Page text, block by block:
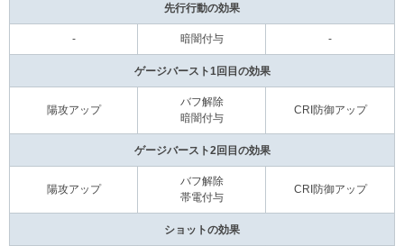
先行行動の効果
- 暗闇付与 -
ゲージバースト1回目の効果
陽攻アップ
バフ解除
暗闇付与
CRI防御アップ
ゲージバースト2回目の効果
陽攻アップ
バフ解除
帯電付与
CRI防御アップ
ショットの効果